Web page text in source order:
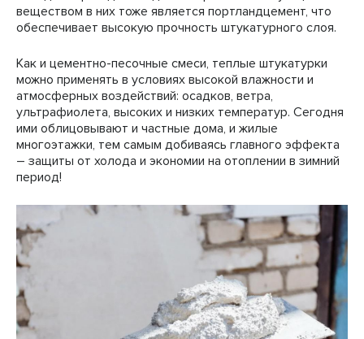
веществом в них тоже является портландцемент, что
обеспечивает высокую прочность штукатурного слоя.
Как и цементно-песочные смеси, теплые штукатурки
можно применять в условиях высокой влажности и
атмосферных воздействий: осадков, ветра,
ультрафиолета, высоких и низких температур. Сегодня
ими облицовывают и частные дома, и жилые
многоэтажки, тем самым добиваясь главного эффекта
– защиты от холода и экономии на отоплении в зимний
период!